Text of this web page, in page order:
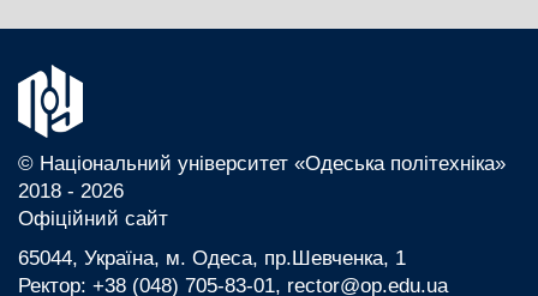
© Національний університет «Одеська політехніка»
2018 - 2026
Офіційний сайт
65044, Україна, м. Одеса, пр.Шевченка, 1
Ректор: +38 (048) 705-83-01, rector@op.edu.ua